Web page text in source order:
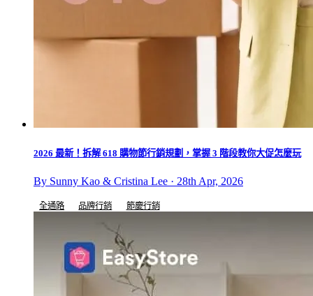
2026 最新！拆解 618 購物節行銷規劃，掌握 3 階段教你大促怎麼玩
By Sunny Kao & Cristina Lee · 28th Apr, 2026
全通路 品牌行銷 節慶行銷